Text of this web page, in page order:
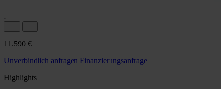
11.590 €
Unverbindlich anfragen Finanzierungsanfrage
Highlights